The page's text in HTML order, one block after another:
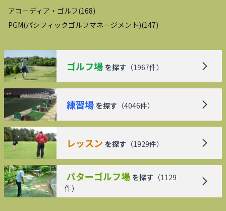
アコーディア・ゴルフ(168)
PGM(パシフィックゴルフマネージメント)(147)
ゴルフ場 を探す （1967件）
練習場 を探す （4046件）
レッスン を探す （1929件）
パターゴルフ場 を探す （1129
件）